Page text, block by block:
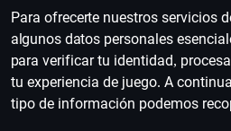
Para ofrecerte nuestros servicios
algunos datos personales
para verificar tu identidad,
tu experiencia de juego. A
tipo de información podemos